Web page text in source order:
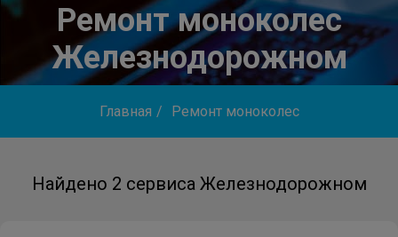
Ремонт моноколес
Железнодорожном
Главная / Ремонт моноколес
Найдено 2 сервиса Железнодорожном